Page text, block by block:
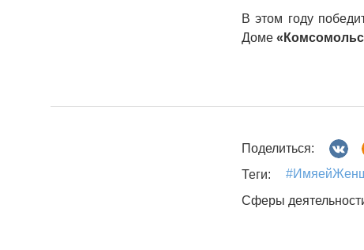
В этом году
Доме
Поделиться:
Теги:
Сферы